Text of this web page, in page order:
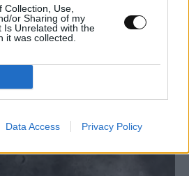
Use,
or Sharing of my
Is Unrelated with the
it was collected.
Data Access Privacy Policy